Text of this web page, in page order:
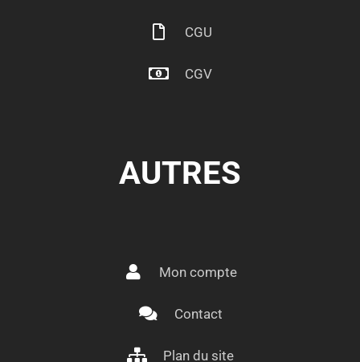
CGU
CGV
AUTRES
Mon compte
Contact
Plan du site